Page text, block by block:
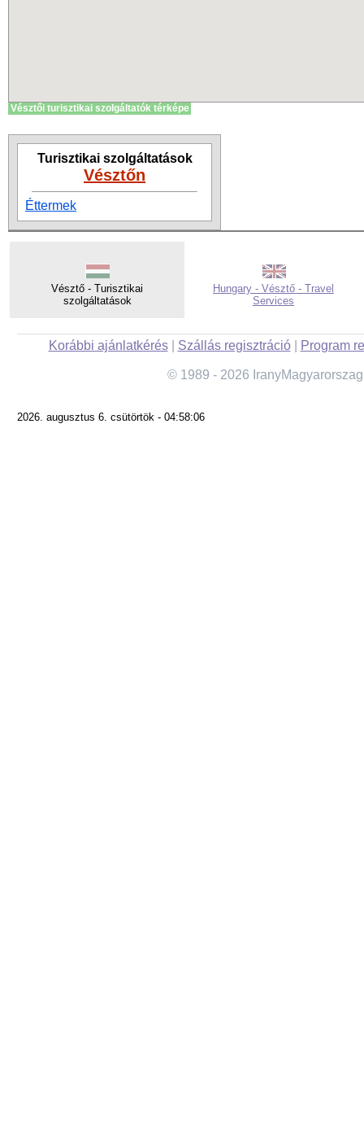
Vésztői turisztikai szolgáltatók térképe
Turisztikai szolgáltatások
Vésztőn
Éttermek
Vésztő - Turisztikai
szolgáltatások
Hungary - Vésztő - Travel
Services
Korábbi ajánlatkérés| Szállás regisztráció| Program
© 1989 - 2026
2026. augusztus 6. csütörtök - 04:58:06